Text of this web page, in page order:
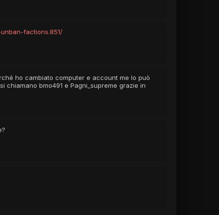
factions.851/
ho cambiato computer e account me lo può
bmo491 e Pagni_supreme grazie in